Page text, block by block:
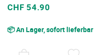
Sonderpreis
CHF 54.90
📦 An Lager, sofort lieferbar